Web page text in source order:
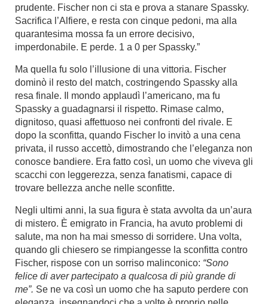
prudente. Fischer non ci sta e prova a stanare Spassky.
Sacrifica l’Alfiere, e resta con cinque pedoni, ma alla
quarantesima mossa fa un errore decisivo,
imperdonabile. E perde. 1 a 0 per Spassky.”
Ma quella fu solo l’illusione di una vittoria. Fischer
dominò il resto del match, costringendo Spassky alla
resa finale. Il mondo applaudì l’americano, ma fu
Spassky a guadagnarsi il rispetto. Rimase calmo,
dignitoso, quasi affettuoso nei confronti del rivale. E
dopo la sconfitta, quando Fischer lo invitò a una cena
privata, il russo accettò, dimostrando che l’eleganza non
conosce bandiere. Era fatto così, un uomo che viveva gli
scacchi con leggerezza, senza fanatismi, capace di
trovare bellezza anche nelle sconfitte.
Negli ultimi anni, la sua figura è stata avvolta da un’aura
di mistero. È emigrato in Francia, ha avuto problemi di
salute, ma non ha mai smesso di sorridere. Una volta,
quando gli chiesero se rimpiangesse la sconfitta contro
Fischer, rispose con un sorriso malinconico: “Sono
felice di aver partecipato a qualcosa di più grande di
me”. Se ne va così un uomo che ha saputo perdere con